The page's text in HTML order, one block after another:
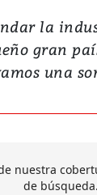
la
gran
una
nuestra
de búsqueda.